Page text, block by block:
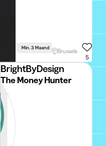
Min. 3 Maand Voltijds
Brussels
5
BrightByDesign
The Money Hunter